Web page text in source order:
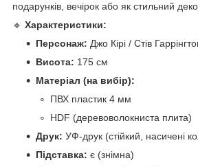
подарунків, вечірок або як стильний
🔹 Характеристики:
Персонаж: Джо Кірі / Стів
Висота: 175 см
Матеріал (на вибір):
ПВХ пластик 4 мм
HDF (деревоволокниста плита)
Друк: УФ-друк (стійкий, насичені
Підставка: є (знімна)